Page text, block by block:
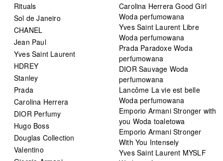
Rituals
Sol de Janeiro
CHANEL
Jean Paul
Yves Saint Laurent
HDREY
Stanley
Prada
Carolina Herrera
DIOR Perfumy
Hugo Boss
Douglas Collection
Valentino
Carolina Herrera Good Girl
Woda perfumowana
Yves Saint Laurent Libre
Woda perfumowana
Prada Paradoxe Woda
perfumowana
DIOR Sauvage Woda
perfumowana
Lancôme La vie est belle
Woda perfumowana
Emporio Armani Stronger with
you Woda toaletowa
Emporio Armani Stronger
With You Intensely
Yves Saint Laurent MYSLF